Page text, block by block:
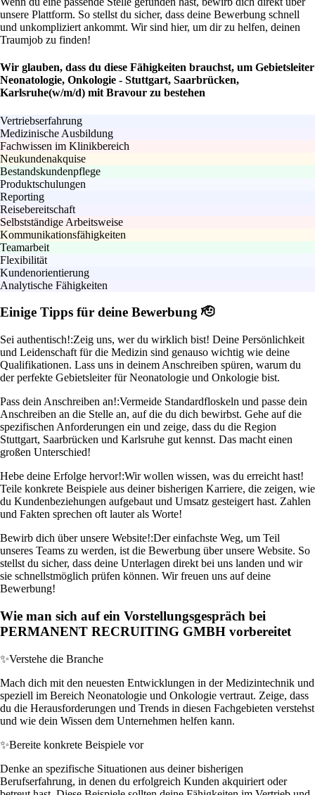
unsere Plattform. So stellst du sicher, dass deine Bewerbung schnell
und unkompliziert ankommt. Wir sind hier, um dir zu helfen, deinen
Traumjob zu finden!
Wir glauben, dass du diese Fähigkeiten brauchst, um Gebietsleiter
Neonatologie, Onkologie - Stuttgart, Saarbrücken,
Karlsruhe(w/m/d) mit Bravour zu bestehen
Vertriebserfahrung
Medizinische Ausbildung
Fachwissen im Klinikbereich
Neukundenakquise
Bestandskundenpflege
Produktschulungen
Reporting
Reisebereitschaft
Selbstständige Arbeitsweise
Kommunikationsfähigkeiten
Teamarbeit
Flexibilität
Kundenorientierung
Analytische Fähigkeiten
Einige Tipps für deine Bewerbung 🫡
Sei authentisch!:Zeig uns, wer du wirklich bist! Deine Persönlichkeit
und Leidenschaft für die Medizin sind genauso wichtig wie deine
Qualifikationen. Lass uns in deinem Anschreiben spüren, warum du
der perfekte Gebietsleiter für Neonatologie und Onkologie bist.
Pass dein Anschreiben an!:Vermeide Standardfloskeln und passe dein
Anschreiben an die Stelle an, auf die du dich bewirbst. Gehe auf die
spezifischen Anforderungen ein und zeige, dass du die Region
Stuttgart, Saarbrücken und Karlsruhe gut kennst. Das macht einen
großen Unterschied!
Hebe deine Erfolge hervor!:Wir wollen wissen, was du erreicht hast!
Teile konkrete Beispiele aus deiner bisherigen Karriere, die zeigen, wie
du Kundenbeziehungen aufgebaut und Umsatz gesteigert hast. Zahlen
und Fakten sprechen oft lauter als Worte!
Bewirb dich über unsere Website!:Der einfachste Weg, um Teil
unseres Teams zu werden, ist die Bewerbung über unsere Website. So
stellst du sicher, dass deine Unterlagen direkt bei uns landen und wir
sie schnellstmöglich prüfen können. Wir freuen uns auf deine
Bewerbung!
Wie man sich auf ein Vorstellungsgespräch bei
PERMANENT RECRUITING GMBH vorbereitet
✨Verstehe die Branche
Mach dich mit den neuesten Entwicklungen in der Medizintechnik und
speziell im Bereich Neonatologie und Onkologie vertraut. Zeige, dass
du die Herausforderungen und Trends in diesen Fachgebieten verstehst
und wie dein Wissen dem Unternehmen helfen kann.
✨Bereite konkrete Beispiele vor
Denke an spezifische Situationen aus deiner bisherigen
Berufserfahrung, in denen du erfolgreich Kunden akquiriert oder